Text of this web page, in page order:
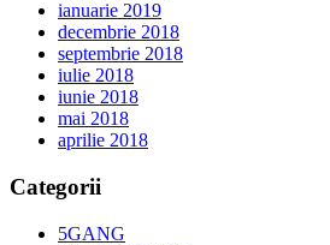
ianuarie 2019
decembrie 2018
septembrie 2018
iulie 2018
iunie 2018
mai 2018
aprilie 2018
Categorii
5GANG